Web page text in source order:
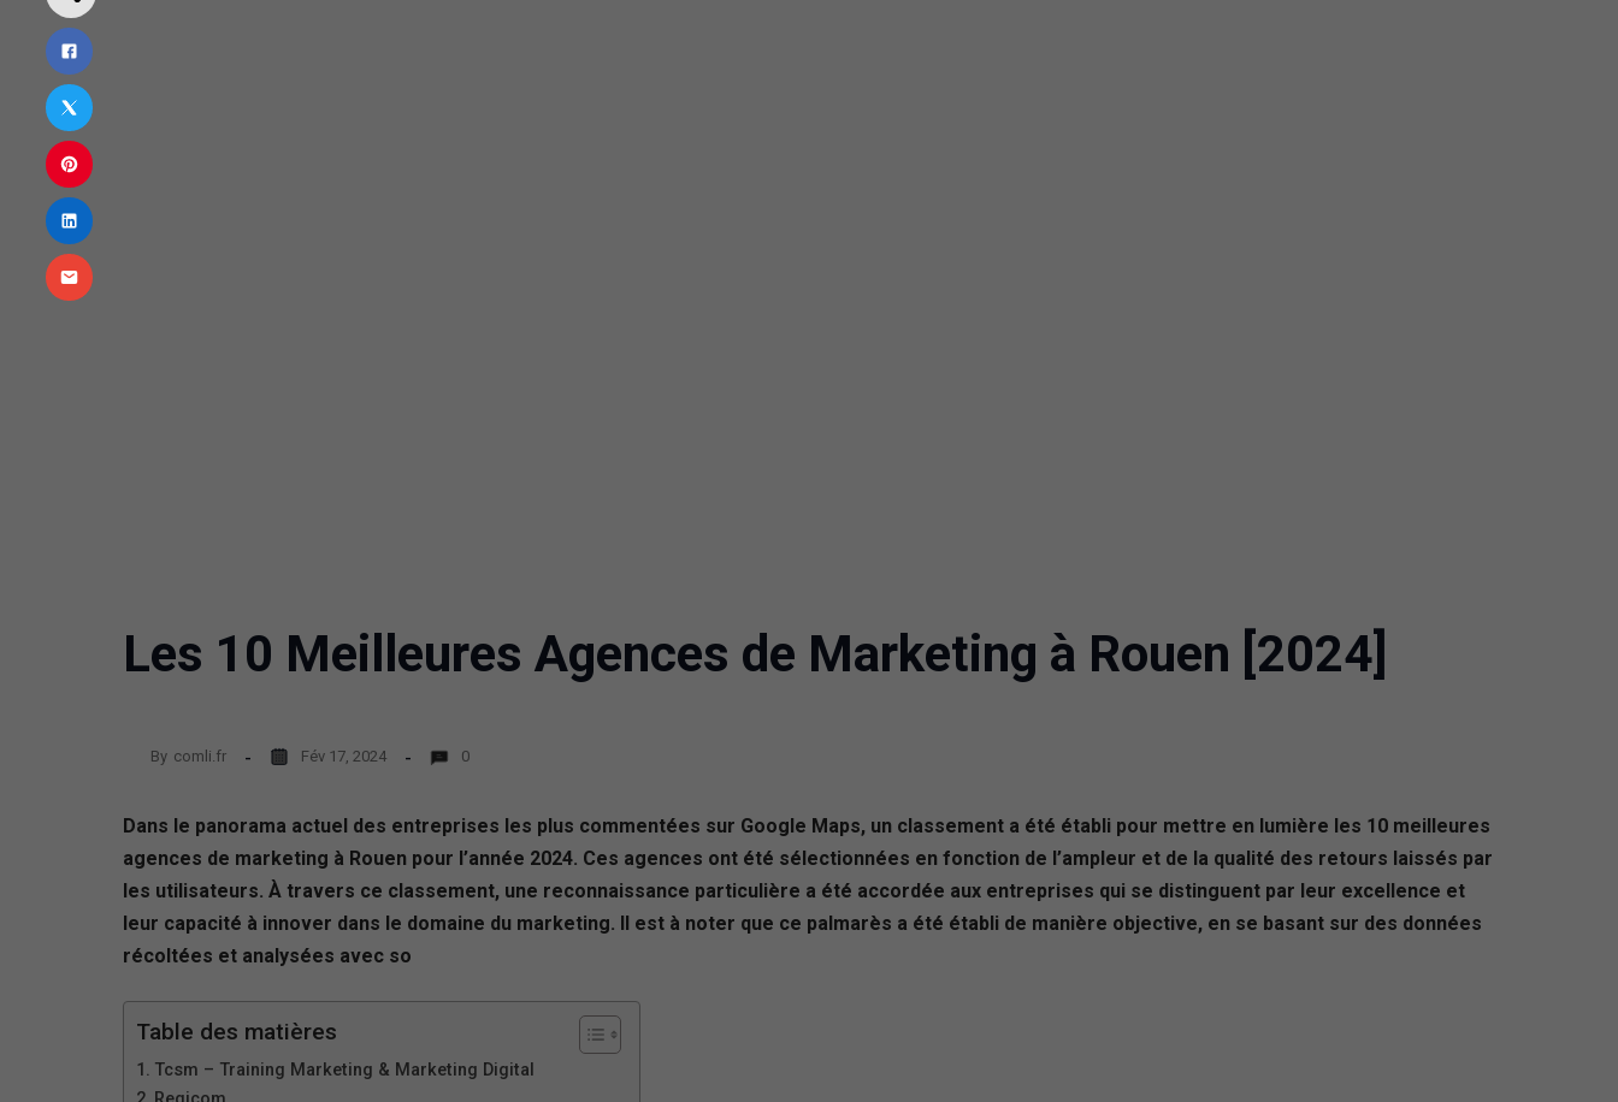
Les 10 Meilleures Agences de Marketing à Rouen [2024]
By comli.fr Fév 17, 2024 0
Dans le panorama actuel des entreprises les plus commentées sur Google Maps, un classement a été établi pour mettre en lumière les 10 meilleures
agences de marketing à Rouen pour l’année 2024. Ces agences ont été sélectionnées en fonction de l’ampleur et de la qualité des retours laissés par
les utilisateurs. À travers ce classement, une reconnaissance particulière a été accordée aux entreprises qui se distinguent par leur excellence et
leur capacité à innover dans le domaine du marketing. Il est à noter que ce palmarès a été établi de manière objective, en se basant sur des données
récoltées et analysées avec so
Table des matières
Tcsm – Training Marketing & Marketing Digital